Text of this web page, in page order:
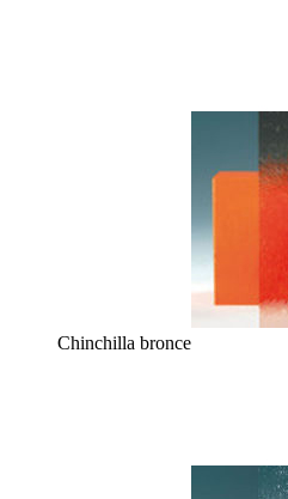
Chinchilla bronce